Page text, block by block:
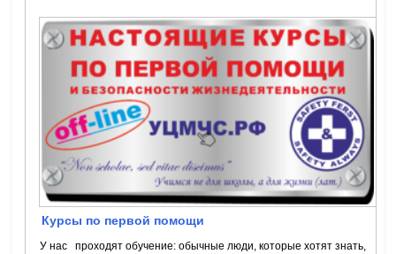
Курсы по первой помощи
У нас проходят обучение: обычные люди, которые хотят знать,